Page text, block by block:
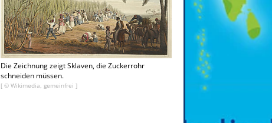
Die Zeichnung zeigt Sklaven, die Zuckerrohr
schneiden müssen.
[ © Wikimedia, gemeinfrei ]